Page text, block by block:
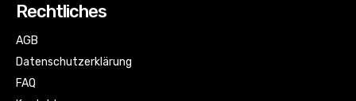
Rechtliches
AGB
Datenschutzerklärung
FAQ